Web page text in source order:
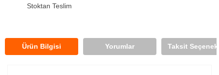
Stoktan Teslim
Ürün Bilgisi Yorumlar Taksit